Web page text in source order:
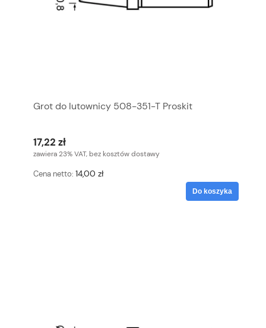
Grot do lutownicy 508-351-T Proskit
17,22 zł
zawiera 23% VAT, bez kosztów dostawy
Cena netto: 14,00 zł
Do koszyka